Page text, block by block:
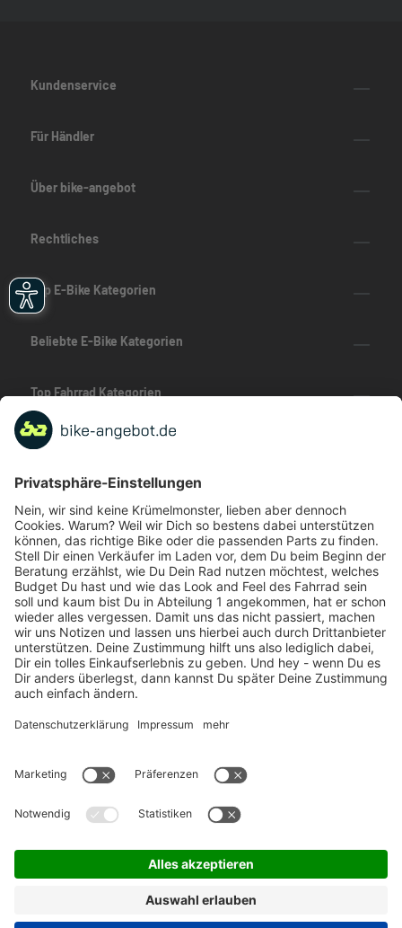
Kundenservice
Für Händler
Über bike-angebot
Rechtliches
Top E-Bike Kategorien
Beliebte E-Bike Kategorien
Top Fahrrad Kategorien
Beliebte Fahrrad-Kategorien
Marken-Highlights
TOP-Marken
ZAHLUNGSARTEN / RATENKAUF
FÜR ARBEITGEBER & ARBEITNEHMER